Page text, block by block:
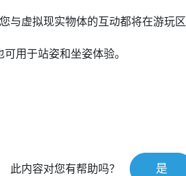
与虚拟现实物体的互动都将在游玩区
用于站姿和坐姿体验。
此内容对您有帮助吗？ 是